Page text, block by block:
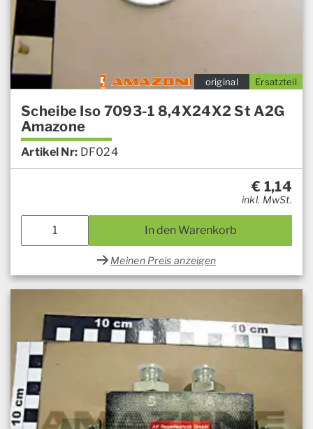
Ersatzteil
original
Scheibe Iso 7093-1 8,4X24X2 St A2G
Amazone
Artikel Nr: DF024
€ 1,14
inkl. MwSt.
In den Warenkorb
Meinen Preis anzeigen